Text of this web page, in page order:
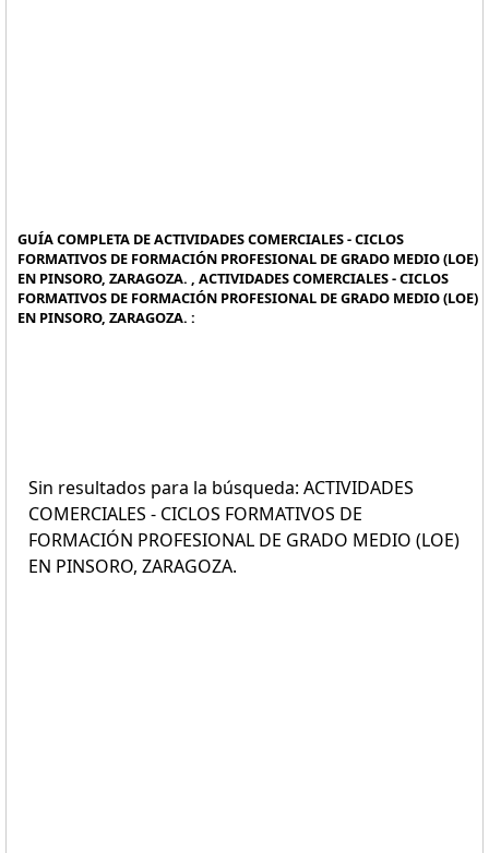
GUÍA COMPLETA DE ACTIVIDADES COMERCIALES - CICLOS
FORMATIVOS DE FORMACIÓN PROFESIONAL DE GRADO MEDIO (LOE)
EN PINSORO, ZARAGOZA. , ACTIVIDADES COMERCIALES - CICLOS
FORMATIVOS DE FORMACIÓN PROFESIONAL DE GRADO MEDIO (LOE)
EN PINSORO, ZARAGOZA. :
Sin resultados para la búsqueda: ACTIVIDADES
COMERCIALES - CICLOS FORMATIVOS DE
FORMACIÓN PROFESIONAL DE GRADO MEDIO (LOE)
EN PINSORO, ZARAGOZA.